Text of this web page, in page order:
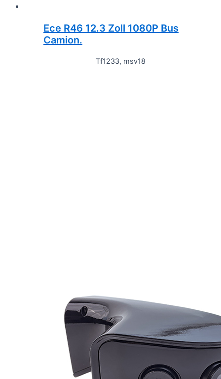
Ece R46 12.3 Zoll 1080P Bus
Camion.
Tf1233, msv18